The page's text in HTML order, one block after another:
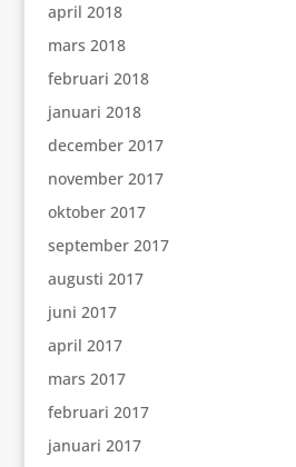
april 2018
mars 2018
februari 2018
januari 2018
december 2017
november 2017
oktober 2017
september 2017
augusti 2017
juni 2017
april 2017
mars 2017
februari 2017
januari 2017